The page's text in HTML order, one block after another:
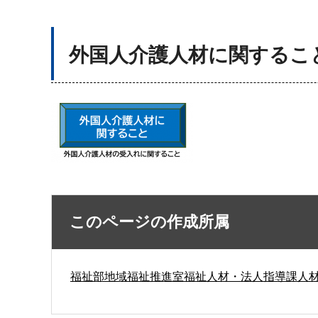
外国人介護人材に関するこ
このページの作成所属
福祉部地域福祉推進室福祉人材・法人指導課人